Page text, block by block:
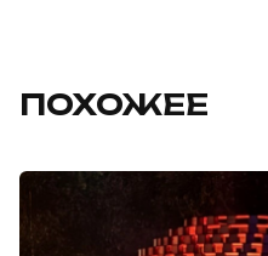
ПОХОЖЕЕ